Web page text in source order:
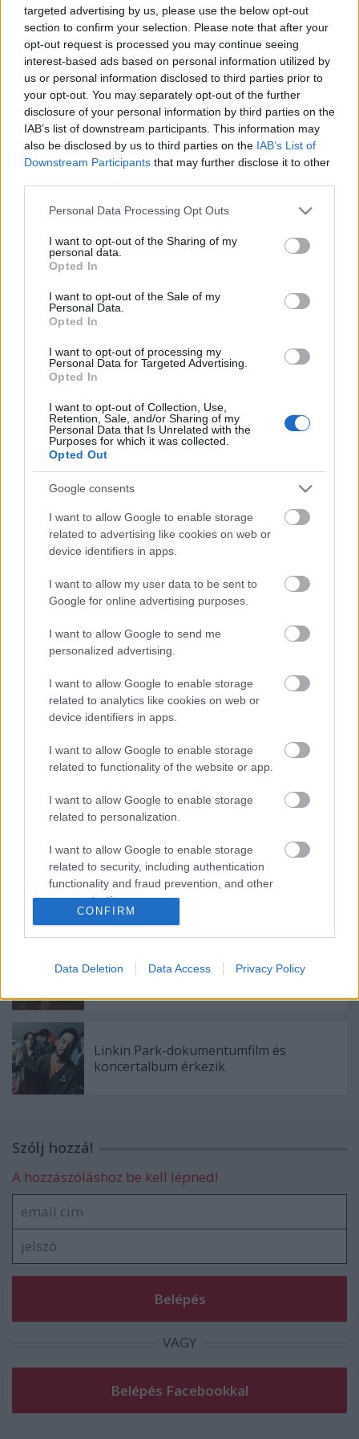
targeted advertising by us, please use the below opt-out
section to confirm your selection. Please note that after your
opt-out request is processed you may continue seeing
interest-based ads based on personal information utilized by
us or personal information disclosed to third parties prior to
your opt-out. You may separately opt-out of the further
disclosure of your personal information by third parties on the
IAB’s list of downstream participants. This information may
also be disclosed by us to third parties on the IAB’s List of
Downstream Participants that may further disclose it to other
Please note that this website/app uses one or more Google
not limited to your visit or usage behaviour. You may click to
grant or deny consent to Google and its third-party tags to
use your data for below specified purposes in below Google
consent section.
Personal Data Processing Opt Outs
I want to opt-out of the Sharing of my
personal data.
Opted In
I want to opt-out of the Sale of my
Personal Data.
Opted In
I want to opt-out of processing my
Personal Data for Targeted Advertising.
Opted In
I want to opt-out of Collection, Use,
Retention, Sale, and/or Sharing of my
Personal Data that Is Unrelated with the
Purposes for which it was collected.
Opted Out
Google consents
I want to allow Google to enable storage
related to advertising like cookies on web or
device identifiers in apps.
I want to allow my user data to be sent to
Google for online advertising purposes.
I want to allow Google to send me
personalized advertising.
I want to allow Google to enable storage
related to analytics like cookies on web or
device identifiers in apps.
I want to allow Google to enable storage
related to functionality of the website or app.
I want to allow Google to enable storage
related to personalization.
I want to allow Google to enable storage
related to security, including authentication
functionality and fraud prevention, and other
user protection.
CONFIRM
Data Deletion Data Access Privacy Policy
megtörhetetlen kapcsolat előtt.”
Depeche Mode: Ma zenekar korábbi filmes
munkáinak nyomdokán halad, például az Anton
Corbijn által rendezett 2019-es Spirits in the Forest
című alkotásén, amely koncertfelvételeket ötvözött
rajongók személyes történeteivel a világ minden
tájáról.
Címkék:depeche mode
A Netflix-re jön a Depeche Mode
koncertfilmje
kiadványok örömhírével és friss
bónuszdallal ünnepli koncertfilmje
Bemutatkozik a Gatta Morta
Itt a Xandria új albumának címadó dala
Linkin Park-dokumentumfilm és
koncertalbum érkezik
Szólj hozzá!
A hozzászóláshoz be kell lépned!
VAGY